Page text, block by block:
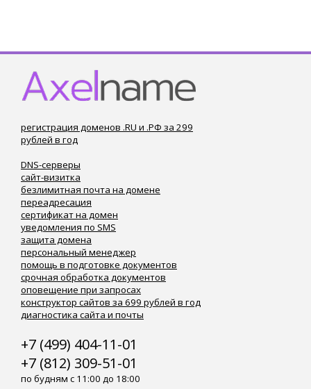
регистрация доменов .RU и .РФ за 299
рублей в год
DNS-серверы
сайт-визитка
безлимитная почта на домене
переадресация
сертификат на домен
уведомления по SMS
защита домена
персональный менеджер
помощь в подготовке документов
срочная обработка документов
оповещение при запросах
конструктор сайтов за 699 рублей в год
диагностика сайта и почты
+7 (499) 404-11-01
+7 (812) 309-51-01
по будням с 11:00 до 18:00